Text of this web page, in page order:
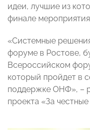
идеи, лучшие из
финале
«Системные
форуме в Ростове,
Всероссийском
который пройдет в
поддержке ОНФ», –
проекта «За